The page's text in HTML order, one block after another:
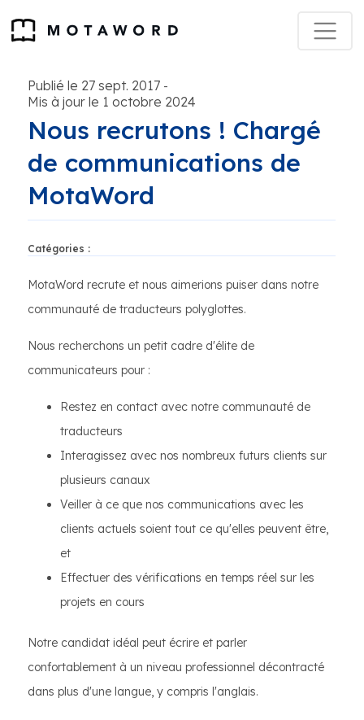
Publié le 27 sept. 2017 -
Mis à jour le 1 octobre 2024
Nous recrutons ! Chargé
de communications de
MotaWord
Catégories :
MotaWord recrute et nous aimerions puiser dans notre
communauté de traducteurs polyglottes.
Nous recherchons un petit cadre d'élite de
communicateurs pour :
Restez en contact avec notre communauté de
traducteurs
Interagissez avec nos nombreux futurs clients sur
plusieurs canaux
Veiller à ce que nos communications avec les
clients actuels soient tout ce qu'elles peuvent être,
et
Effectuer des vérifications en temps réel sur les
projets en cours
Notre candidat idéal peut écrire et parler
confortablement à un niveau professionnel décontracté
dans plus d'une langue, y compris l'anglais.